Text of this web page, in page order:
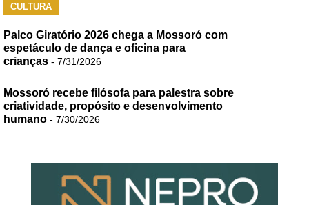
CULTURA
Palco Giratório 2026 chega a Mossoró com
espetáculo de dança e oficina para
crianças - 7/31/2026
Mossoró recebe filósofa para palestra sobre
criatividade, propósito e desenvolvimento
humano - 7/30/2026